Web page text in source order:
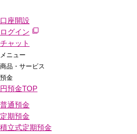
口座開設
ログイン
チャット
メニュー
商品・サービス
預金
円預金TOP
普通預金
定期預金
積立式定期預金